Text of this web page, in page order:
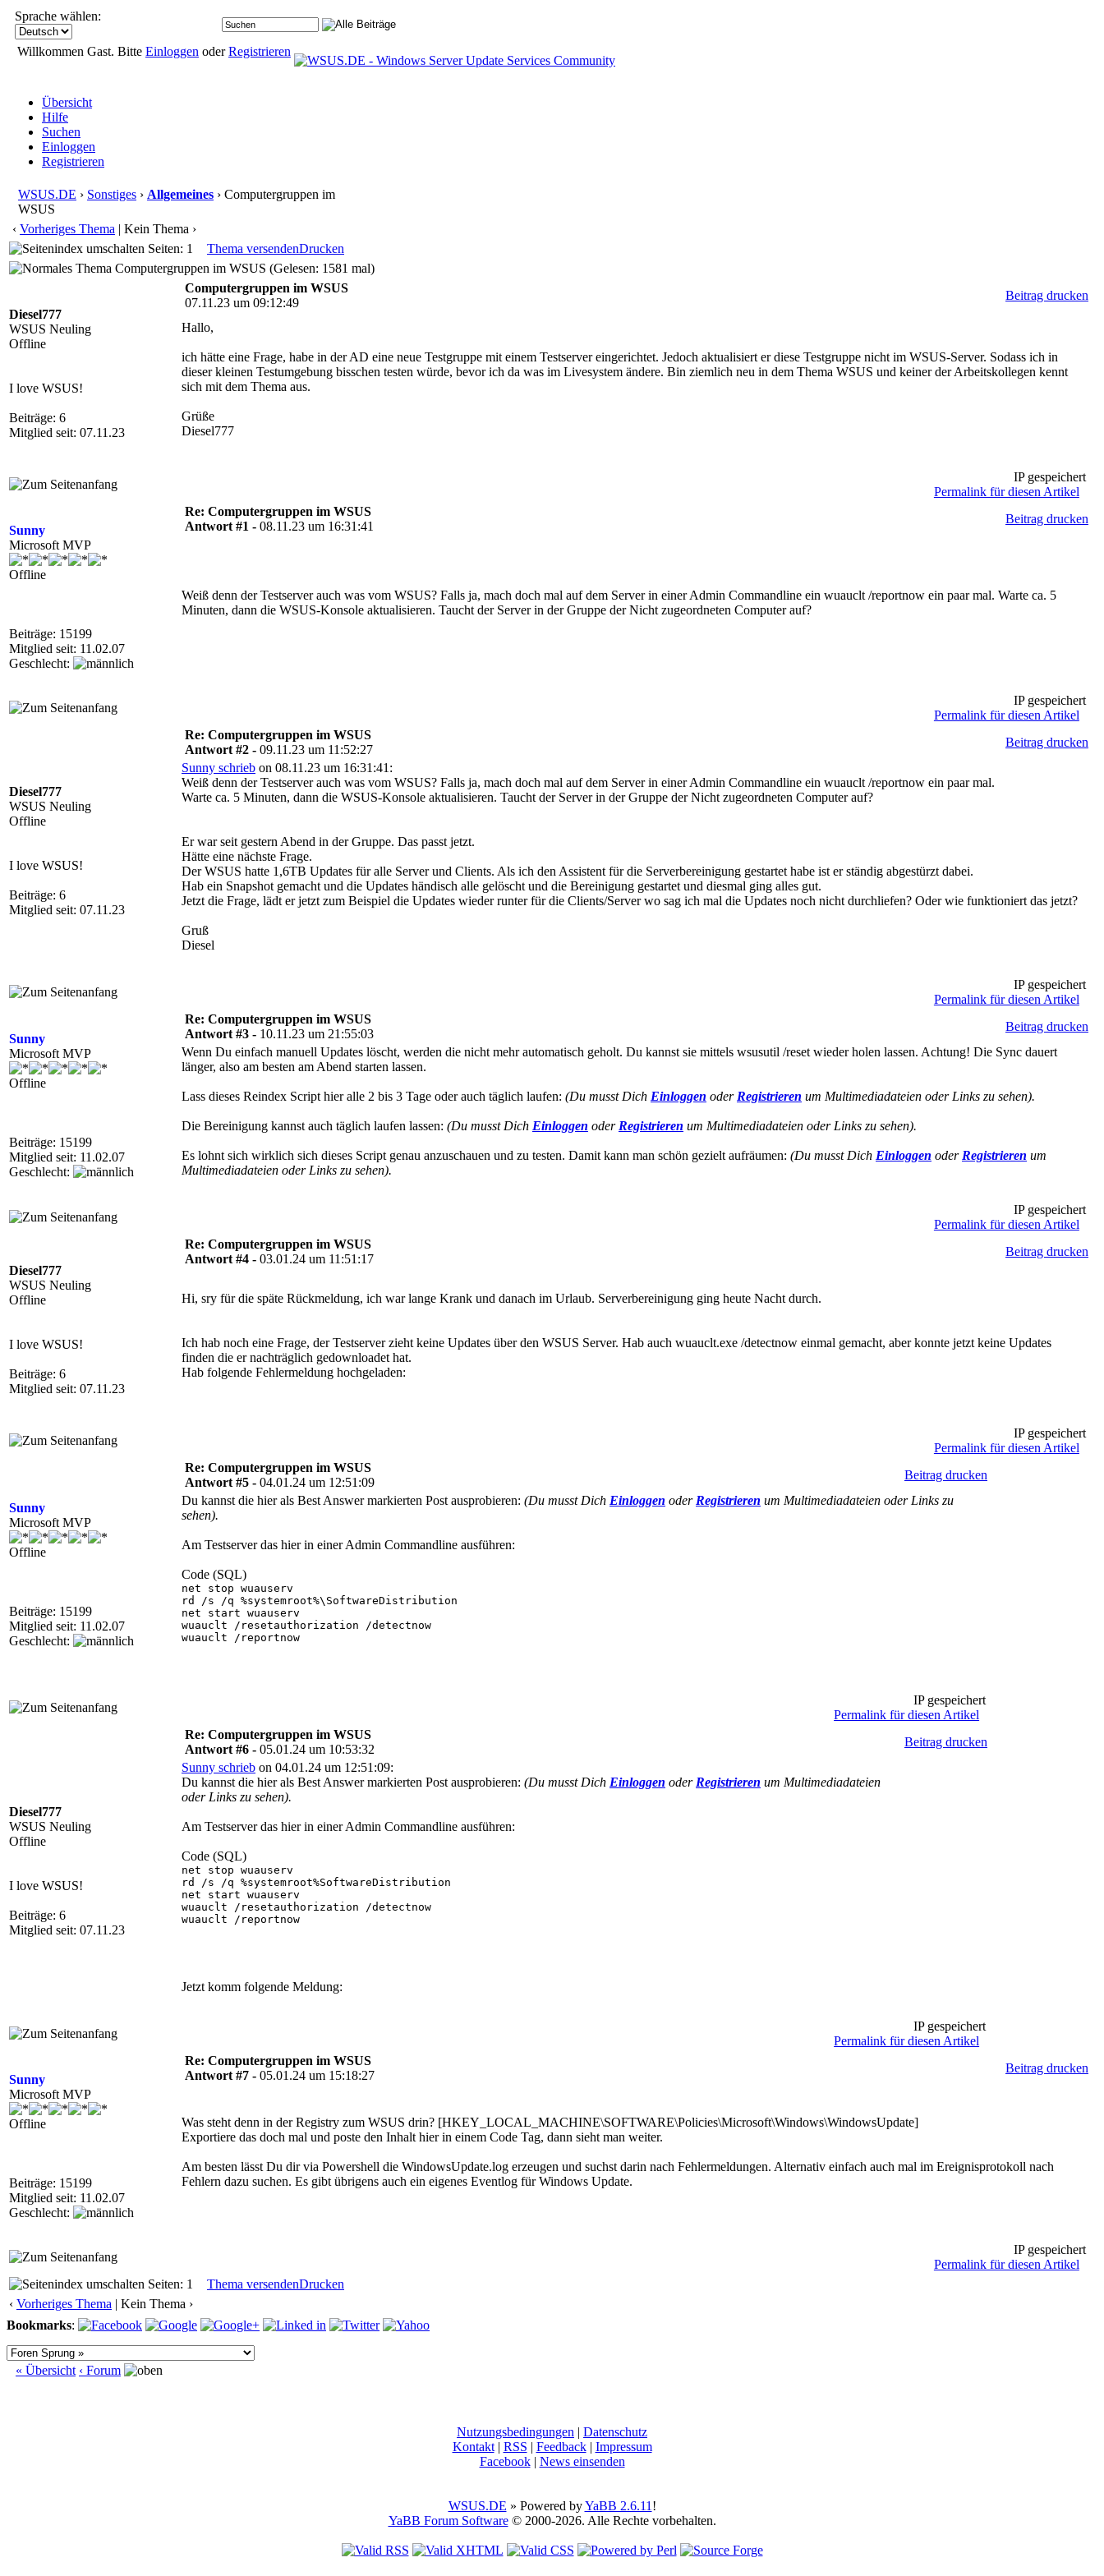
Sprache wählen:
Willkommen Gast. Bitte Einloggen oderRegistrieren
Übersicht
Hilfe
Suchen
Einloggen
Registrieren
WSUS.DE › Sonstiges › Allgemeines › Computergruppen im
WSUS
‹ Vorheriges Thema | Kein Thema ›
Seiten: 1
Thema versendenDrucken
Computergruppen im WSUS (Gelesen: 1581 mal)
Diesel777
WSUS Neuling
Offline
I love WSUS!
Beiträge: 6
Mitglied seit: 07.11.23
Computergruppen im WSUS
07.11.23 um 09:12:49
Beitrag drucken
Hallo,
ich hätte eine Frage, habe in der AD eine neue Testgruppe mit einem Testserver eingerichtet. Jedoch aktualisiert er diese Testgruppe nicht im WSUS-Server. Sodass ich in
dieser kleinen Testumgebung bisschen testen würde, bevor ich da was im Livesystem ändere. Bin ziemlich neu in dem Thema WSUS und keiner der Arbeitskollegen kennt
sich mit dem Thema aus.
Grüße
Diesel777
IP gespeichert
Permalink für diesen Artikel
Sunny
Microsoft MVP
Offline
Beiträge: 15199
Mitglied seit: 11.02.07
Geschlecht:
Re: Computergruppen im WSUS
Antwort #1 - 08.11.23 um 16:31:41
Beitrag drucken
Weiß denn der Testserver auch was vom WSUS? Falls ja, mach doch mal auf dem Server in einer Admin Commandline ein wuauclt /reportnow ein paar mal. Warte ca. 5
Minuten, dann die WSUS-Konsole aktualisieren. Taucht der Server in der Gruppe der Nicht zugeordneten Computer auf?
IP gespeichert
Permalink für diesen Artikel
Diesel777
WSUS Neuling
Offline
I love WSUS!
Beiträge: 6
Mitglied seit: 07.11.23
Re: Computergruppen im WSUS
Antwort #2 - 09.11.23 um 11:52:27
Beitrag drucken
Sunny schrieb on 08.11.23 um 16:31:41:
Weiß denn der Testserver auch was vom WSUS? Falls ja, mach doch mal auf dem Server in einer Admin Commandline ein wuauclt /reportnow ein paar mal.
Warte ca. 5 Minuten, dann die WSUS-Konsole aktualisieren. Taucht der Server in der Gruppe der Nicht zugeordneten Computer auf?
Er war seit gestern Abend in der Gruppe. Das passt jetzt.
Hätte eine nächste Frage.
Der WSUS hatte 1,6TB Updates für alle Server und Clients. Als ich den Assistent für die Serverbereinigung gestartet habe ist er ständig abgestürzt dabei.
Hab ein Snapshot gemacht und die Updates händisch alle gelöscht und die Bereinigung gestartet und diesmal ging alles gut.
Jetzt die Frage, lädt er jetzt zum Beispiel die Updates wieder runter für die Clients/Server wo sag ich mal die Updates noch nicht durchliefen? Oder wie funktioniert das jetzt?
Gruß
Diesel
IP gespeichert
Permalink für diesen Artikel
Sunny
Microsoft MVP
Offline
Beiträge: 15199
Mitglied seit: 11.02.07
Geschlecht:
Re: Computergruppen im WSUS
Antwort #3 - 10.11.23 um 21:55:03
Beitrag drucken
Wenn Du einfach manuell Updates löscht, werden die nicht mehr automatisch geholt. Du kannst sie mittels wsusutil /reset wieder holen lassen. Achtung! Die Sync dauert
länger, also am besten am Abend starten lassen.
Lass dieses Reindex Script hier alle 2 bis 3 Tage oder auch täglich laufen: (Du musst Dich Einloggen oder Registrieren um Multimediadateien oder Links zu sehen).
Die Bereinigung kannst auch täglich laufen lassen: (Du musst Dich Einloggen oder Registrieren um Multimediadateien oder Links zu sehen).
Es lohnt sich wirklich sich dieses Script genau anzuschauen und zu testen. Damit kann man schön gezielt aufräumen: (Du musst Dich Einloggen oder Registrieren um
Multimediadateien oder Links zu sehen).
IP gespeichert
Permalink für diesen Artikel
Diesel777
WSUS Neuling
Offline
I love WSUS!
Beiträge: 6
Mitglied seit: 07.11.23
Re: Computergruppen im WSUS
Antwort #4 - 03.01.24 um 11:51:17
Beitrag drucken
Hi, sry für die späte Rückmeldung, ich war lange Krank und danach im Urlaub. Serverbereinigung ging heute Nacht durch.
Ich hab noch eine Frage, der Testserver zieht keine Updates über den WSUS Server. Hab auch wuauclt.exe /detectnow einmal gemacht, aber konnte jetzt keine Updates
finden die er nachträglich gedownloadet hat.
Hab folgende Fehlermeldung hochgeladen:
IP gespeichert
Permalink für diesen Artikel
Sunny
Microsoft MVP
Offline
Beiträge: 15199
Mitglied seit: 11.02.07
Geschlecht:
Re: Computergruppen im WSUS
Antwort #5 - 04.01.24 um 12:51:09
Beitrag drucken
Du kannst die hier als Best Answer markierten Post ausprobieren: (Du musst Dich Einloggen oder Registrieren um Multimediadateien oder Links zu
sehen).
Am Testserver das hier in einer Admin Commandline ausführen:
Code (SQL)
net stop wuauserv
rd /s /q %systemroot%\SoftwareDistribution
net start wuauserv
wuauclt /resetauthorization /detectnow
wuauclt /reportnow
IP gespeichert
Permalink für diesen Artikel
Diesel777
WSUS Neuling
Offline
I love WSUS!
Beiträge: 6
Mitglied seit: 07.11.23
Re: Computergruppen im WSUS
Antwort #6 - 05.01.24 um 10:53:32
Beitrag drucken
Sunny schrieb on 04.01.24 um 12:51:09:
Du kannst die hier als Best Answer markierten Post ausprobieren: (Du musst Dich Einloggen oder Registrieren um Multimediadateien
oder Links zu sehen).
Am Testserver das hier in einer Admin Commandline ausführen:
Code (SQL)
net stop wuauserv
rd /s /q %systemroot%SoftwareDistribution
net start wuauserv
wuauclt /resetauthorization /detectnow
wuauclt /reportnow
Jetzt komm folgende Meldung:
IP gespeichert
Permalink für diesen Artikel
Sunny
Microsoft MVP
Offline
Beiträge: 15199
Mitglied seit: 11.02.07
Geschlecht:
Re: Computergruppen im WSUS
Antwort #7 - 05.01.24 um 15:18:27
Beitrag drucken
Was steht denn in der Registry zum WSUS drin? [HKEY_LOCAL_MACHINE\SOFTWARE\Policies\Microsoft\Windows\WindowsUpdate]
Exportiere das doch mal und poste den Inhalt hier in einem Code Tag, dann sieht man weiter.
Am besten lässt Du dir via Powershell die WindowsUpdate.log erzeugen und suchst darin nach Fehlermeldungen. Alternativ einfach auch mal im Ereignisprotokoll nach
Fehlern dazu suchen. Es gibt übrigens auch ein eigenes Eventlog für Windows Update.
IP gespeichert
Permalink für diesen Artikel
Seiten: 1
Thema versendenDrucken
‹ Vorheriges Thema | Kein Thema ›
Bookmarks:
« Übersicht ‹ Forum
Nutzungsbedingungen | Datenschutz
Kontakt| RSS | Feedback| Impressum
Facebook| News einsenden
WSUS.DE » Powered byYaBB 2.6.11 !
YaBB Forum Software© 2000-2026. Alle Rechte vorbehalten.